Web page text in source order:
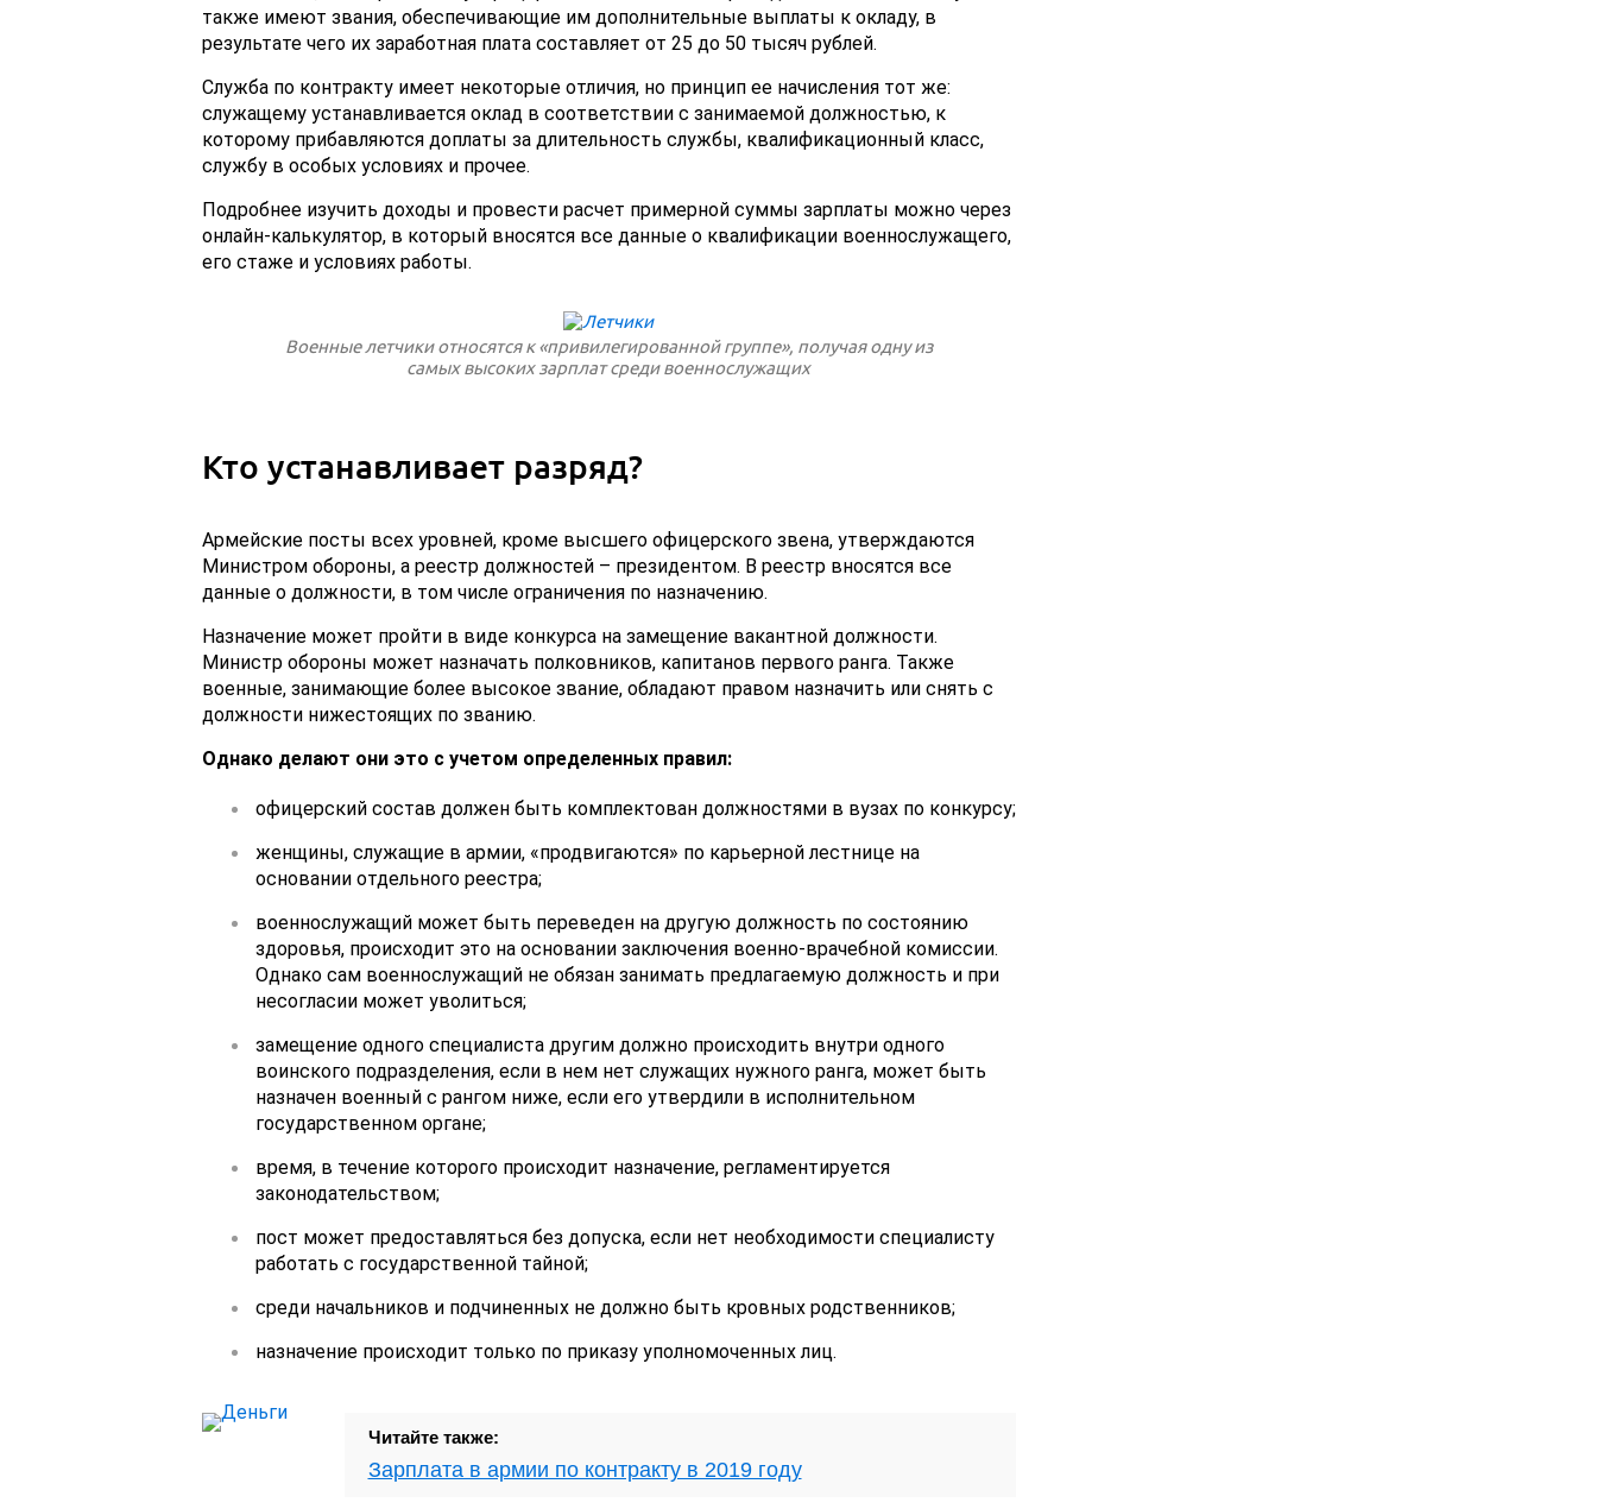
также имеют звания, обеспечивающие им дополнительные выплаты к окладу, в
результате чего их заработная плата составляет от 25 до 50 тысяч рублей.
Служба по контракту имеет некоторые отличия, но принцип ее начисления тот же:
служащему устанавливается оклад в соответствии с занимаемой должностью, к
которому прибавляются доплаты за длительность службы, квалификационный класс,
службу в особых условиях и прочее.
Подробнее изучить доходы и провести расчет примерной суммы зарплаты можно через
онлайн-калькулятор, в который вносятся все данные о квалификации военнослужащего,
его стаже и условиях работы.
Военные летчики относятся к «привилегированной группе», получая одну из
самых высоких зарплат среди военнослужащих
Кто устанавливает разряд?
Армейские посты всех уровней, кроме высшего офицерского звена, утверждаются
Министром обороны, а реестр должностей – президентом. В реестр вносятся все
данные о должности, в том числе ограничения по назначению.
Назначение может пройти в виде конкурса на замещение вакантной должности.
Министр обороны может назначать полковников, капитанов первого ранга. Также
военные, занимающие более высокое звание, обладают правом назначить или снять с
должности нижестоящих по званию.
Однако делают они это с учетом определенных правил:
офицерский состав должен быть комплектован должностями в вузах по конкурсу;
женщины, служащие в армии, «продвигаются» по карьерной лестнице на
основании отдельного реестра;
военнослужащий может быть переведен на другую должность по состоянию
здоровья, происходит это на основании заключения военно-врачебной комиссии.
Однако сам военнослужащий не обязан занимать предлагаемую должность и при
несогласии может уволиться;
замещение одного специалиста другим должно происходить внутри одного
воинского подразделения, если в нем нет служащих нужного ранга, может быть
назначен военный с рангом ниже, если его утвердили в исполнительном
государственном органе;
время, в течение которого происходит назначение, регламентируется
законодательством;
пост может предоставляться без допуска, если нет необходимости специалисту
работать с государственной тайной;
среди начальников и подчиненных не должно быть кровных родственников;
назначение происходит только по приказу уполномоченных лиц.
Читайте также:
Зарплата в армии по контракту в 2019 году